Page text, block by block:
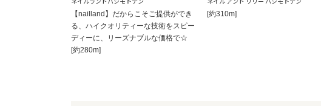
【nailland】だからこそご提供ができ
る、ハイクオリティーな技術をスピー
ディーに、リーズナブルな価格で☆
[約280m]
[約310m]